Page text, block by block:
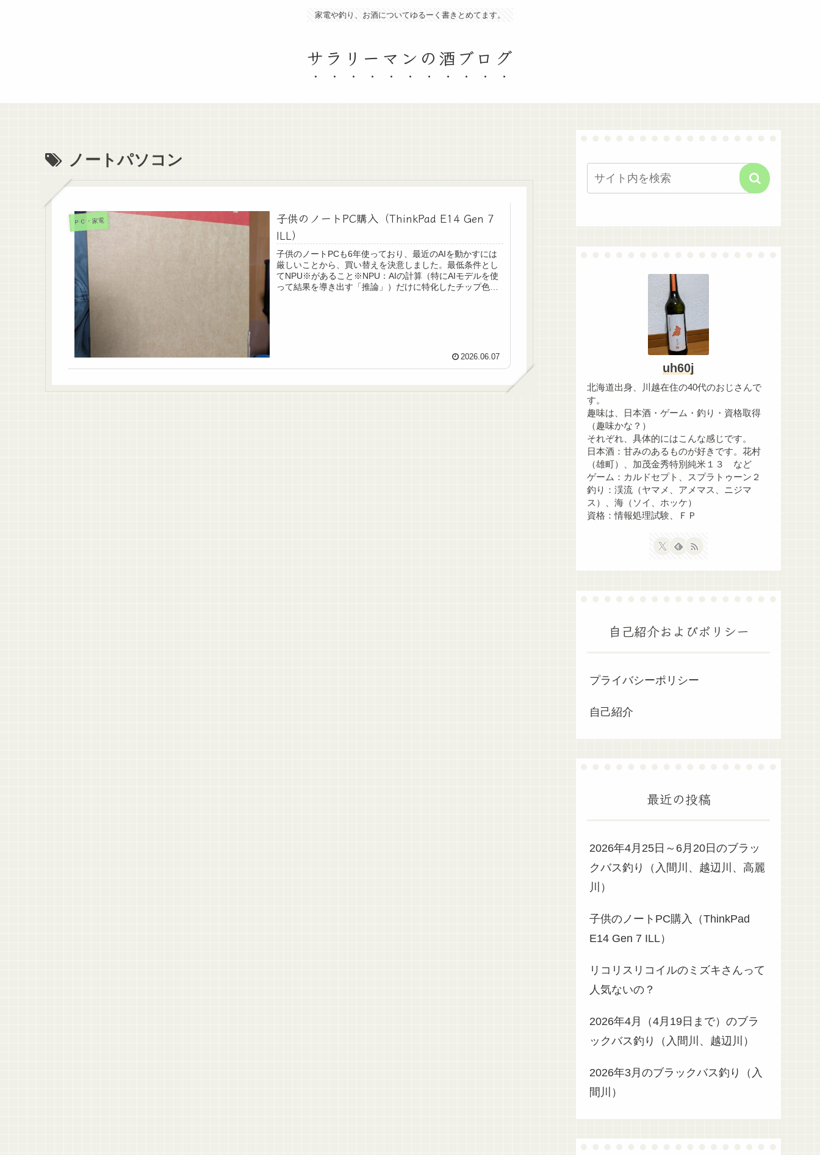
家電や釣り、お酒についてゆるーく書きとめてます。
サラリーマンの酒ブログ
ノートパソコン
ＰＣ・家電
子供のノートPC購入（ThinkPad E14 Gen 7
ILL）
子供のノートPCも6年使っており、最近のAIを動かすには
厳しいことから、買い替えを決意しました。最低条件とし
てNPU※があること※NPU：AIの計算（特にAIモデルを使
って結果を導き出す「推論」）だけに特化したチップ色々
2026.06.07
uh60j
北海道出身、川越在住の40代のおじさんで
す。
趣味は、日本酒・ゲーム・釣り・資格取得
（趣味かな？）
それぞれ、具体的にはこんな感じです。
日本酒：甘みのあるものが好きです。花村
（雄町）、加茂金秀特別純米１３ など
ゲーム：カルドセプト、スプラトゥーン２
釣り：渓流（ヤマメ、アメマス、ニジマ
ス）、海（ソイ、ホッケ）
資格：情報処理試験、ＦＰ
自己紹介およびポリシー
プライバシーポリシー
自己紹介
最近の投稿
2026年4月25日～6月20日のブラッ
クバス釣り（入間川、越辺川、高麗
川）
子供のノートPC購入（ThinkPad
E14 Gen 7 ILL）
リコリスリコイルのミズキさんって
人気ないの？
2026年4月（4月19日まで）のブラ
ックバス釣り（入間川、越辺川）
2026年3月のブラックバス釣り（入
間川）